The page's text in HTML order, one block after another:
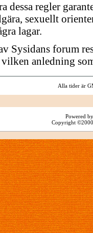
dessa regler
sexuellt
lagar.
Sysidans forum
vilken anledning
Alla tider är
Powered
Copyright